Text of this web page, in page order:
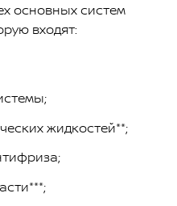
основных систем
входят:
жидкостей**;